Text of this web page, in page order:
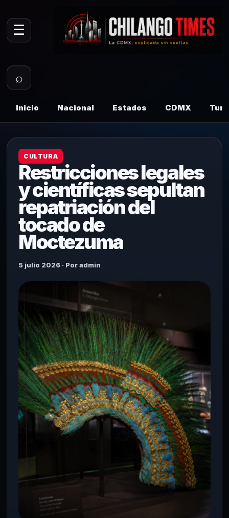
☰
⌕
Inicio Nacional Estados CDMX
CULTURA
Restricciones legales
y científicas sepultan
repatriación del
tocado de
Moctezuma
5 julio 2026 · Por admin